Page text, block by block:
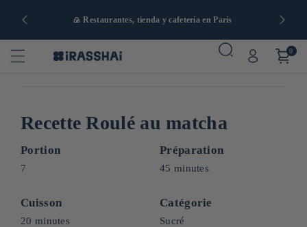
🍙 Restaurantes, tienda y cafetería en París
0
Recette Roulé au matcha
Portion
7
Préparation
45 minutes
Cuisson
20 minutes
Catégorie
Sucré